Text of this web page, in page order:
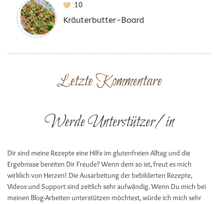
10
Kräuterbutter-Board
Letzte Kommentare
Werde Unterstützer/in
Dir sind meine Rezepte eine Hilfe im glutenfreien Alltag und die
Ergebnisse bereiten Dir Freude? Wenn dem so ist, freut es mich
wirklich von Herzen! Die Ausarbeitung der bebilderten Rezepte,
Videos und Support sind zeitlich sehr aufwändig. Wenn Du mich bei
meinen Blog-Arbeiten unterstützen möchtest, würde ich mich sehr